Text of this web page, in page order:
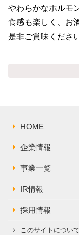
玉鋼
せんと
海老どて食
業績推移
財政状況
株式情報
IRライブラ
株主通信
株主総会
その他IR資
適時開示資
電子公告
FAQ
IRお問い合
ご意見・ア
プライバシー
リンク集
やわらかなホルモ
食感も楽しく、お
是非ご賞味くださ
HOME
企業情報
事業一覧
IR情報
採用情報
このサイトについて